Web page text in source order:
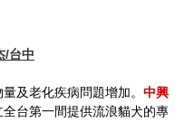
/台中
及老化疾病問題增加。 中興
台第一間提供流浪貓犬的專